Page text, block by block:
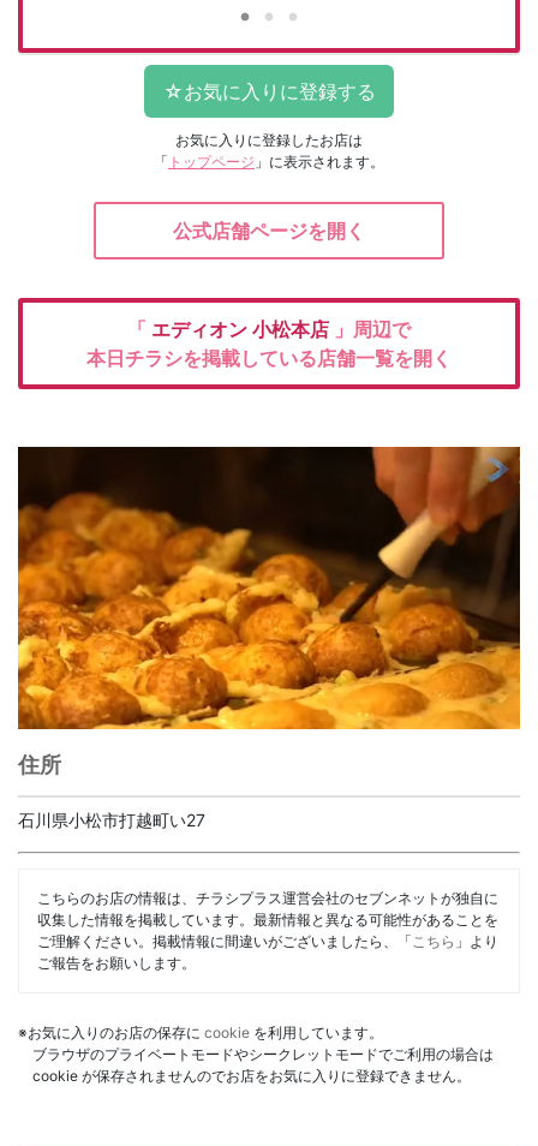
お気に入りに登録したお店は
「 トップページ 」に表示されます。
公式店舗ページを開く
「 エディオン 小松本店 」周辺で
本日チラシを掲載している店舗一覧を開く
住所
石川県小松市打越町い27
こちらのお店の情報は、チラシプラス運営会社のセブンネットが独自に
収集した情報を掲載しています。最新情報と異なる可能性があることを
ご理解ください。掲載情報に間違いがございましたら、「 こちら 」より
ご報告をお願いします。
※お気に入りのお店の保存に cookie を利用しています。
ブラウザのプライベートモードやシークレットモードでご利用の場合は
cookie が保存されませんのでお店をお気に入りに登録できません。